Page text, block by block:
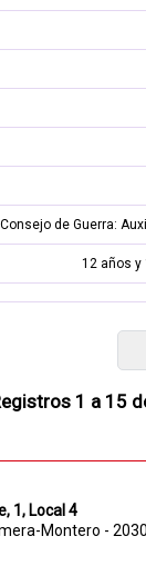
Consejo de Guerra:
12 años y
1 a 15
1, Local 4
Montero -